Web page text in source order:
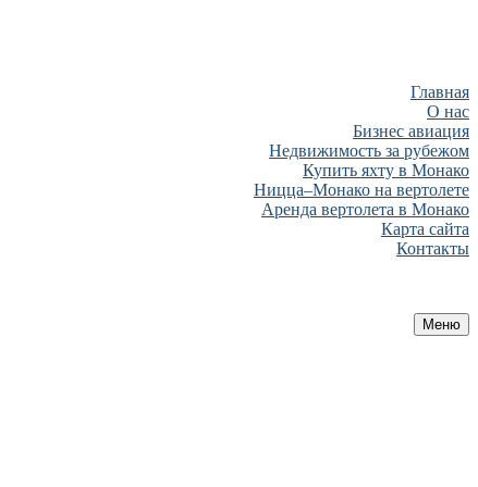
Главная
О нас
Бизнес авиация
Недвижимость за рубежом
Купить яхту в Монако
Ницца–Монако на вертолете
Аренда вертолета в Монако
Карта сайта
Контакты
Меню